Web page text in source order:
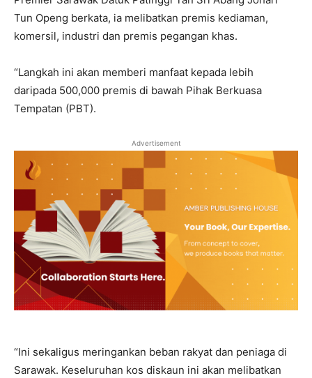
Tun Openg berkata, ia melibatkan premis kediaman,
komersil, industri dan premis pegangan khas.
“Langkah ini akan memberi manfaat kepada lebih
daripada 500,000 premis di bawah Pihak Berkuasa
Tempatan (PBT).
Advertisement
“Ini sekaligus meringankan beban rakyat dan peniaga di
Sarawak. Keseluruhan kos diskaun ini akan melibatkan